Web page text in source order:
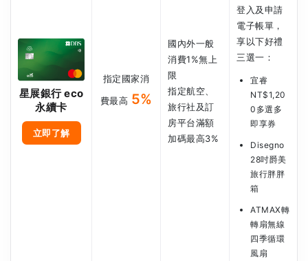
星展銀行 eco
永續卡
立即了解
指定國家消
費最高 5%
國內外一般
消費1%無上
限
指定航空、
旅行社及訂
房平台滿額
加碼最高3%
登入及申請
電子帳單，
享以下好禮
三選一：
宜睿
NT$1,20
0多選多
即享券
Disegno
28吋爵美
旅行胖胖
箱
ATMAX轉
轉扇無線
四季循環
風扇